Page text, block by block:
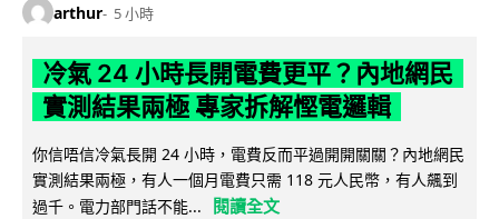
arthur 5 小時
冷氣 24 小時長開電費更平？內地網民
實測結果兩極 專家拆解慳電邏輯
你信唔信冷氣長開 24 小時，電費反而平過開開關關？內地網民
實測結果兩極，有人一個月電費只需 118 元人民幣，有人飆到
過千。電力部門話不能...
閱讀全文